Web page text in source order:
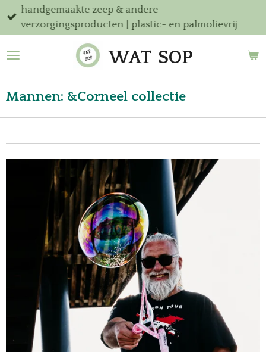
Ga
direct
de
WAT SOP
handgemaakte zeep & andere
verzorgingsproducten | plastic- en palmolievrij
Mannen: &Corneel collectie